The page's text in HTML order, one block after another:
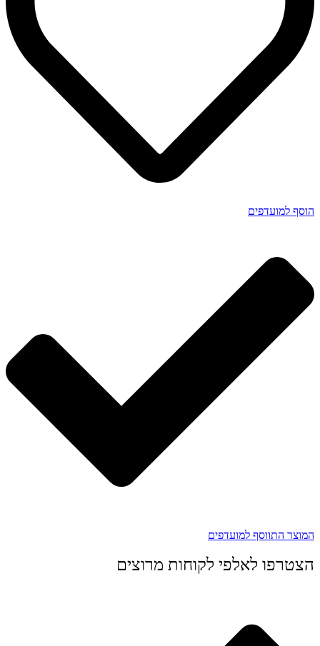
הוסף למועדפים
המוצר התווסף למועדפים
הצטרפו לאלפי לקוחות מרוצים